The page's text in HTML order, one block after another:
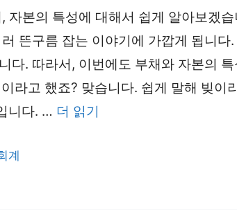
자본의 특성에 대해서 쉽게 알아보겠
뜬구름 잡는 이야기에 가깝게 됩니
다. 따라서, 이번에도 부채와 자본의
라고 했죠? 맞습니다. 쉽게 말해 빚이
니다. … 더 읽기
계